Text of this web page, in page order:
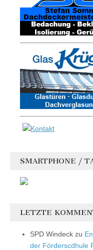
SMARTPHONE /
LETZTE
SPD Windeck zu
der Förderscdhule